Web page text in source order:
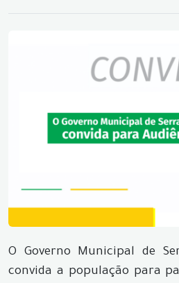
O Governo Municipal de
convida a população para